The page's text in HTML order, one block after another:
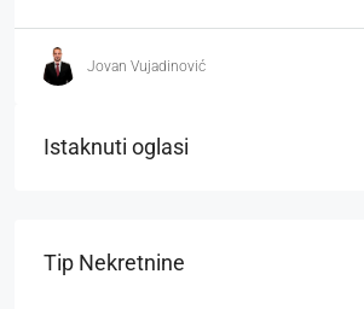
Jovan Vujadinović
Istaknuti oglasi
Tip Nekretnine